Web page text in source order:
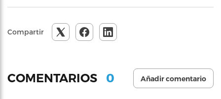
Compartir
COMENTARIOS 0 Añadir comentario